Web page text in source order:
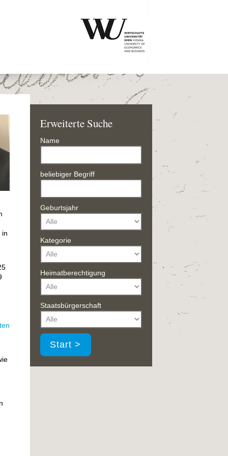
in
Erweiterte Suche
Name
beliebiger Begriff
Geburtsjahr
Kategorie
Heimatberechtigung
Staatsbürgerschaft
Start >